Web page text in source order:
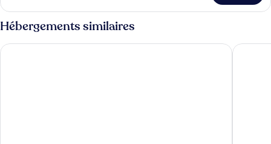
plusieurs
lits
le
type
de
chambre
Chambre
Hébergements similaires
Première Classe Tours Sud - Chambray-lès-Tours KYRIAD